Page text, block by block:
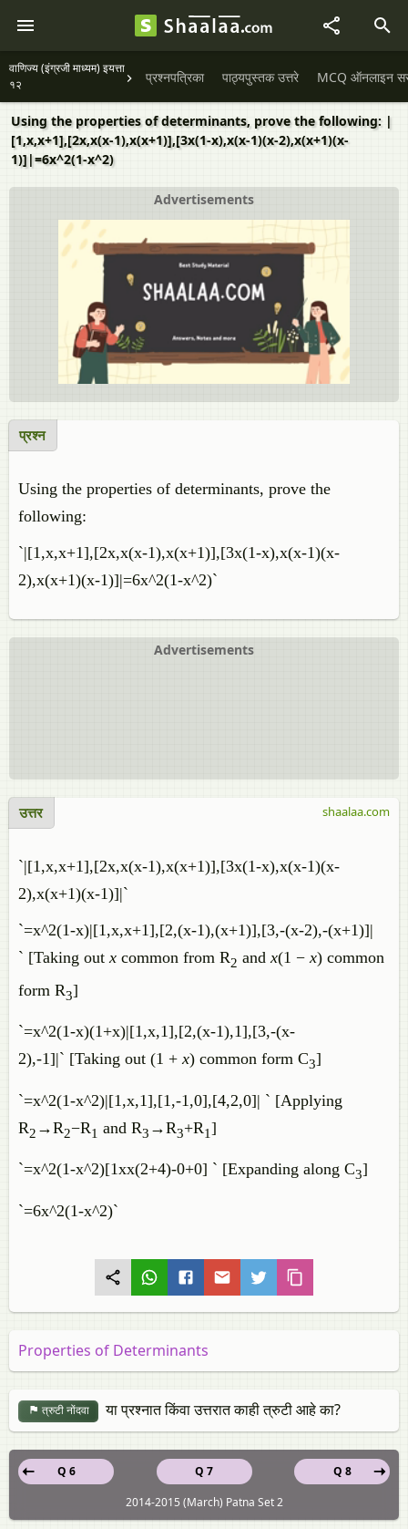
वाणिज्य (इंग्रजी माध्यम) इयत्ता
१२
प्रश्नपत्रिका पाठ्यपुस्तक उत्तरे MCQ ऑनलाइन
Using the properties of determinants, prove the following: |
[1,x,x+1],[2x,x(x-1),x(x+1)],[3x(1-x),x(x-1)(x-2),x(x+1)(x-
1)]|=6x^2(1-x^2)
Advertisements
प्रश्न
Using the properties of determinants, prove the
following:
`|[1,x,x+1],[2x,x(x-1),x(x+1)],[3x(1-x),x(x-1)(x-
2),x(x+1)(x-1)]|=6x^2(1-x^2)`
Advertisements
उत्तर
`|[1,x,x+1],[2x,x(x-1),x(x+1)],[3x(1-x),x(x-1)(x-
2),x(x+1)(x-1)]|`
`=x^2(1-x)|[1,x,x+1],[2,(x-1),(x+1)],[3,-(x-2),-(x+1)]|
` [Taking outx common from R2 andx(1 −x) common
form R3]
`=x^2(1-x)(1+x)|[1,x,1],[2,(x-1),1],[3,-(x-
2),-1]|` [Taking out (1 +x) common form C3]
`=x^2(1-x^2)|[1,x,1],[1,-1,0],[4,2,0]| ` [Applying
R2 →R2−R1 and R3 →R3+R1]
`=x^2(1-x^2)[1xx(2+4)-0+0] ` [Expanding along C3]
`=6x^2(1-x^2)`
shaalaa.com
Properties of Determinants
त्रुटी नोंदवा या प्रश्नात किंवा उत्तरात काही त्रुटी आहे का?
Q 7
Q 6
Q 8
2014-2015 (March) Patna Set 2